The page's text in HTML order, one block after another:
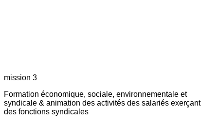
mission 3
Formation économique, sociale, environnementale et
syndicale & animation des activités des salariés exerçant
des fonctions syndicales